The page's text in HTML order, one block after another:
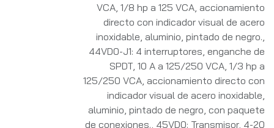
VCA, 1/8 hp a 125 VCA, accionamiento
directo con indicador visual de acero
inoxidable, aluminio, pintado de negro.
44VD0-J1: 4 interruptores, enganche de
SPDT, 10 A a 125/250 VCA, 1/3 hp a
125/250 VCA, accionamiento directo con
indicador visual de acero inoxidable,
aluminio, pintado de negro, con paquete
de conexiones. 45VD0: Transmisor, 4-20